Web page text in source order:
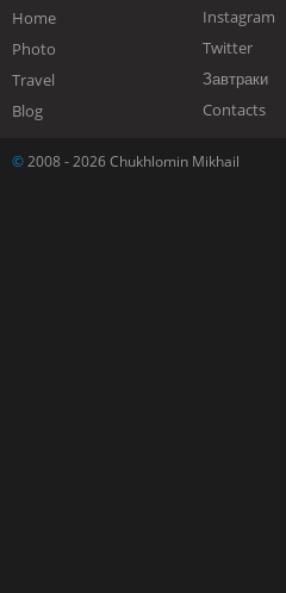
Home
Photo
Travel
Blog
Instagram
Twitter
Завтраки
Contacts
© 2008 - 2026 Chukhlomin Mikhail